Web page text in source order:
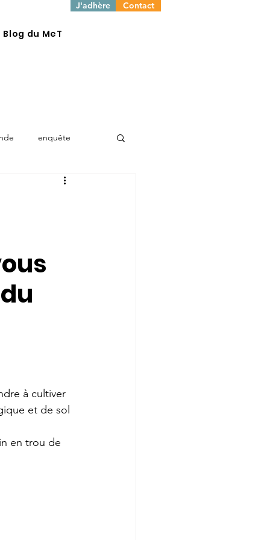
Blog du MeT
J'adhère Contact
enquête
à cultiver
et de sol
en trou de